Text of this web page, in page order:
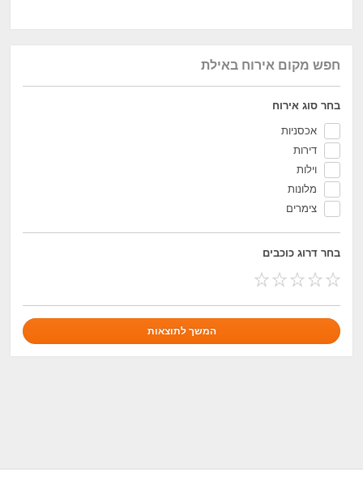
חפש מקום אירוח באילת
בחר סוג אירוח
אכסניות
דירות
וילות
מלונות
צימרים
בחר דרוג כוכבים